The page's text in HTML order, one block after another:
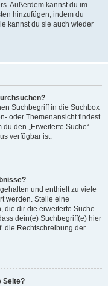
Außerdem kannst du im
hinzufügen, indem du
kannst du sie auch wieder
Suchbegriff in die Suchbox
oder Themenansicht findest.
den „Erweiterte Suche“-
verfügbar ist.
und enthielt zu viele
werden. Stelle eine
die dir die erweiterte Suche
dein(e) Suchbegriff(e) hier
die Rechtschreibung der
Seite?